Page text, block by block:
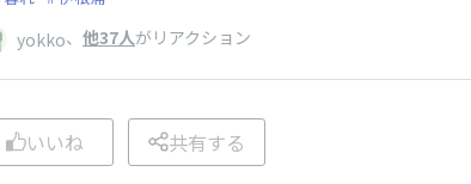
yokko、 他37人がリアクション
いいね 共有する